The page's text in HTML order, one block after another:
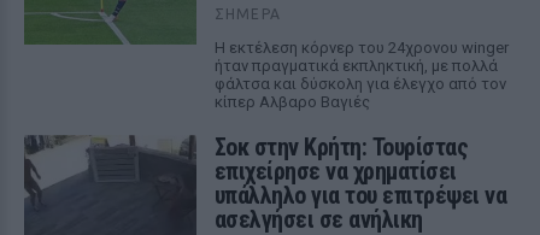
ΣΉΜΕΡΑ
Η εκτέλεση κόρνερ του 24χρονου winger
ήταν πραγματικά εκπληκτική, με πολλά
φάλτσα και δύσκολη για έλεγχο από τον
κίπερ Αλβαρο Βαγιές
Σοκ στην Κρήτη: Τουρίστας
επιχείρησε να χρηματίσει
υπάλληλο για του επιτρέψει να
ασελγήσει σε ανήλικη